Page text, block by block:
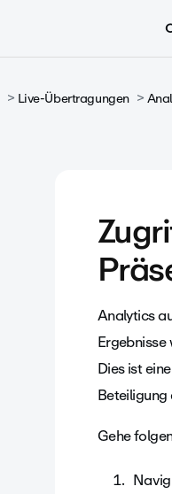
Live-Übertragungen
Analytics
Dies ist
Gehe